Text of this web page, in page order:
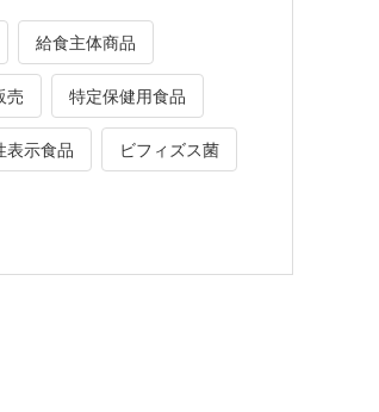
給食主体商品
売 特定保健用食品
表示食品 ビフィズス菌